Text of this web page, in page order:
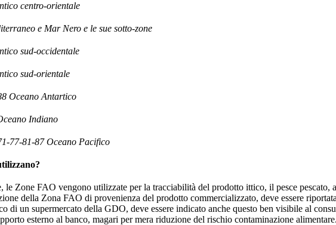
centro-orientale
e Mar Nero e le sue sotto-zone
sud-occidentale
sud-orientale
Oceano Antartico
Indiano
77-81-87 Oceano Pacifico
le Zone FAO vengono utilizzate per la tracciabilità del prodotto ittico, il pesce pescato,
della Zona FAO di provenienza del prodotto commercializzato, deve essere
di un supermercato della GDO, deve essere indicato anche questo ben visibile al
esterno al banco, magari per mera riduzione del rischio contaminazione alimentare.